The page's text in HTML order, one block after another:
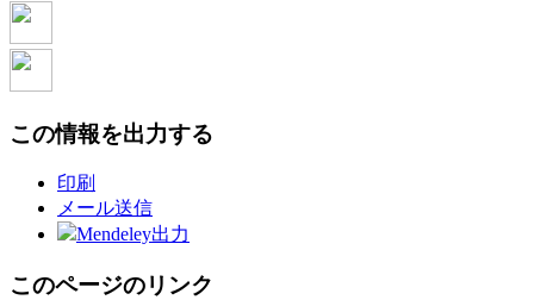
この情報を出力する
印刷
メール送信
Mendeley出力
このページのリンク